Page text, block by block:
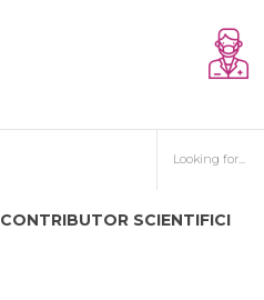
CONTRIBUTOR SCIENTIFICI